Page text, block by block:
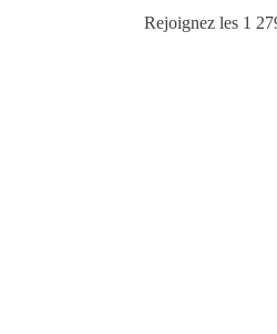
Rejoignez les 1